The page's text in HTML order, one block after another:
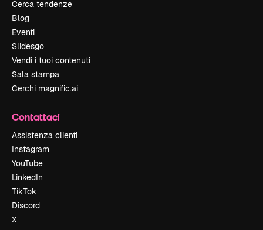
Cerca tendenze
Blog
Eventi
Slidesgo
Vendi i tuoi contenuti
Sala stampa
Cerchi magnific.ai
Contattaci
Assistenza clienti
Instagram
YouTube
LinkedIn
TikTok
Discord
X